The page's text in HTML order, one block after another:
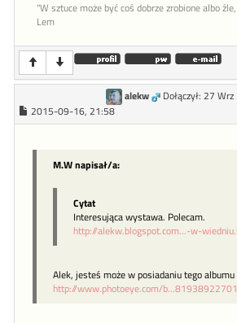
"W sztu­ce może być coś dob­rze zro­bione al­bo
Lem
alekw
Dołączył: 27
2015-09-16, 21:58
M.W napisał/a:
Cytat
Interesująca wystawa. Polecam.
http://alekw.blogspot.com...-w-
Alek, jesteś może w posiadaniu tego albumu
http://www.photoeye.com/